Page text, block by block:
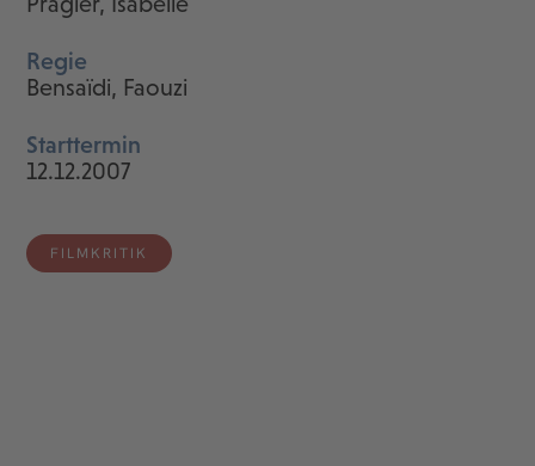
Regie
Bensaïdi, Faouzi
Starttermin
12.12.2007
FILMKRITIK